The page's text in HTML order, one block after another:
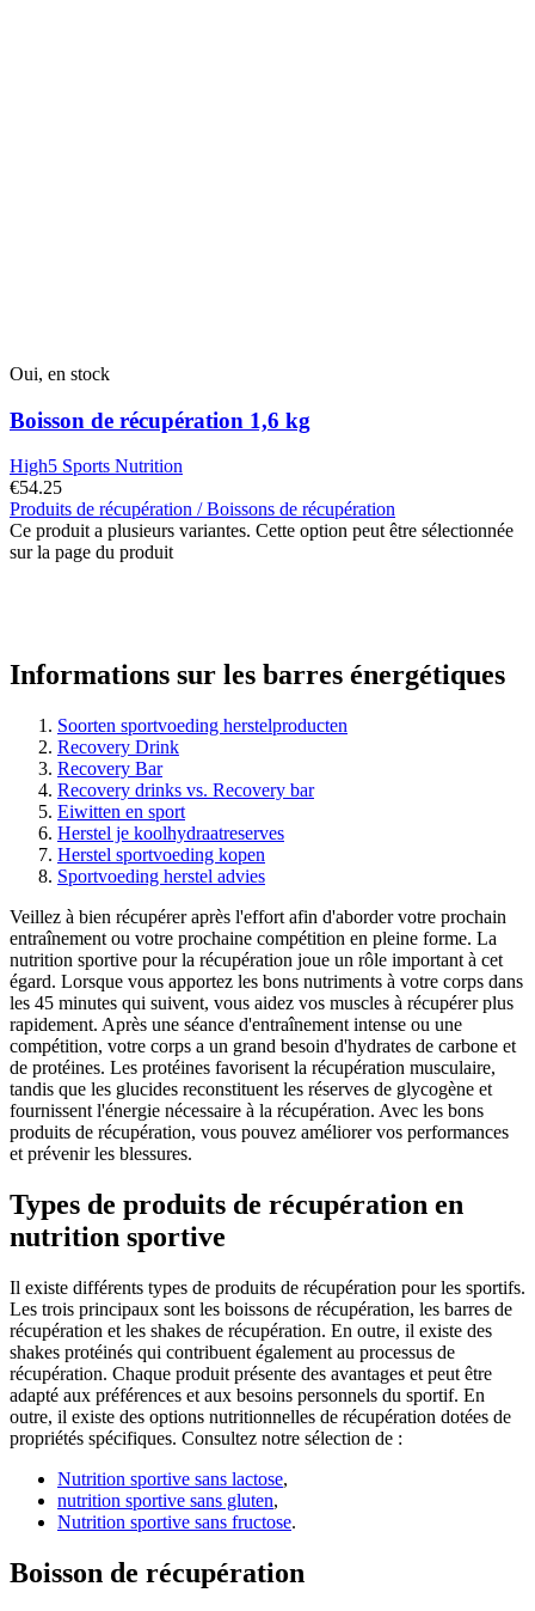
Oui, en stock
Boisson de récupération 1,6 kg
High5 Sports Nutrition
€54.25
Produits de récupération / Boissons de récupération
Ce produit a plusieurs variantes. Cette option peut être sélectionnée
sur la page du produit
Informations sur les barres énergétiques
Soorten sportvoeding herstelproducten
Recovery Drink
Recovery Bar
Recovery drinks vs. Recovery bar
Eiwitten en sport
Herstel je koolhydraatreserves
Herstel sportvoeding kopen
Sportvoeding herstel advies
Veillez à bien récupérer après l'effort afin d'aborder votre prochain
entraînement ou votre prochaine compétition en pleine forme. La
nutrition sportive pour la récupération joue un rôle important à cet
égard. Lorsque vous apportez les bons nutriments à votre corps dans
les 45 minutes qui suivent, vous aidez vos muscles à récupérer plus
rapidement. Après une séance d'entraînement intense ou une
compétition, votre corps a un grand besoin d'hydrates de carbone et
de protéines. Les protéines favorisent la récupération musculaire,
tandis que les glucides reconstituent les réserves de glycogène et
fournissent l'énergie nécessaire à la récupération. Avec les bons
produits de récupération, vous pouvez améliorer vos performances
et prévenir les blessures.
Types de produits de récupération en
nutrition sportive
Il existe différents types de produits de récupération pour les sportifs.
Les trois principaux sont les boissons de récupération, les barres de
récupération et les shakes de récupération. En outre, il existe des
shakes protéinés qui contribuent également au processus de
récupération. Chaque produit présente des avantages et peut être
adapté aux préférences et aux besoins personnels du sportif. En
outre, il existe des options nutritionnelles de récupération dotées de
propriétés spécifiques. Consultez notre sélection de :
Nutrition sportive sans lactose,
nutrition sportive sans gluten,
Nutrition sportive sans fructose.
Boisson de récupération